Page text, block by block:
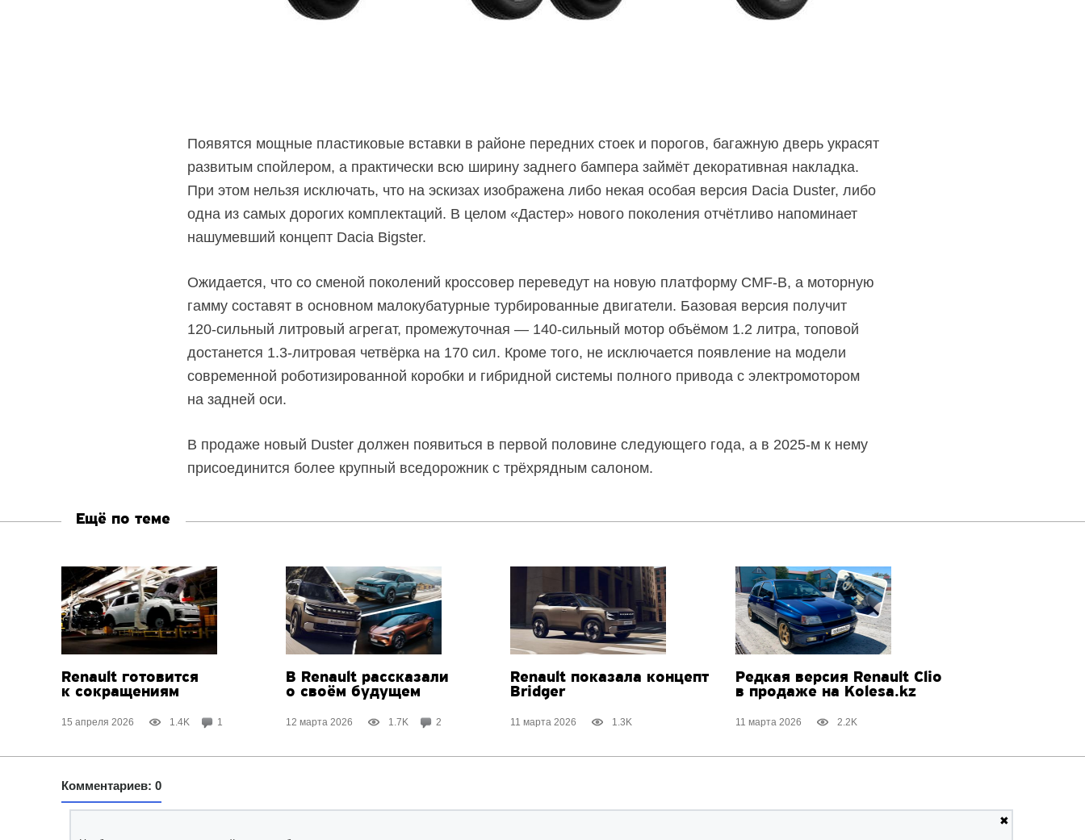
Появятся мощные пластиковые вставки в районе передних стоек и порогов, багажную дверь украсят
развитым спойлером, а практически всю ширину заднего бампера займёт декоративная накладка.
При этом нельзя исключать, что на эскизах изображена либо некая особая версия Dacia Duster, либо
одна из самых дорогих комплектаций. В целом «Дастер» нового поколения отчётливо напоминает
нашумевший концепт Dacia Bigster.
Ожидается, что со сменой поколений кроссовер переведут на новую платформу CMF-B, а моторную
гамму составят в основном малокубатурные турбированные двигатели. Базовая версия получит
120-сильный литровый агрегат, промежуточная — 140-сильный мотор объёмом 1.2 литра, топовой
достанется 1.3-литровая четвёрка на 170 сил. Кроме того, не исключается появление на модели
современной роботизированной коробки и гибридной системы полного привода с электромотором
на задней оси.
В продаже новый Duster должен появиться в первой половине следующего года, а в 2025-мк нему
присоединится более крупный вседорожник с трёхрядным салоном.
Ещё по теме
Renault готовится
к сокращениям
15 апреля 2026 1.4K 1
В Renault рассказали
о своём будущем
12 марта 2026 1.7K 2
Renault показала концепт
Bridger
11 марта 2026 1.3K
Редкая версия Renault Clio
в продаже на Kolesa.kz
11 марта 2026 2.2K
Комментариев: 0
✖